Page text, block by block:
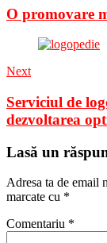
O promovare
Next
Serviciul de
dezvoltarea
Lasă un
Adresa ta de email
marcate cu *
Comentariu *